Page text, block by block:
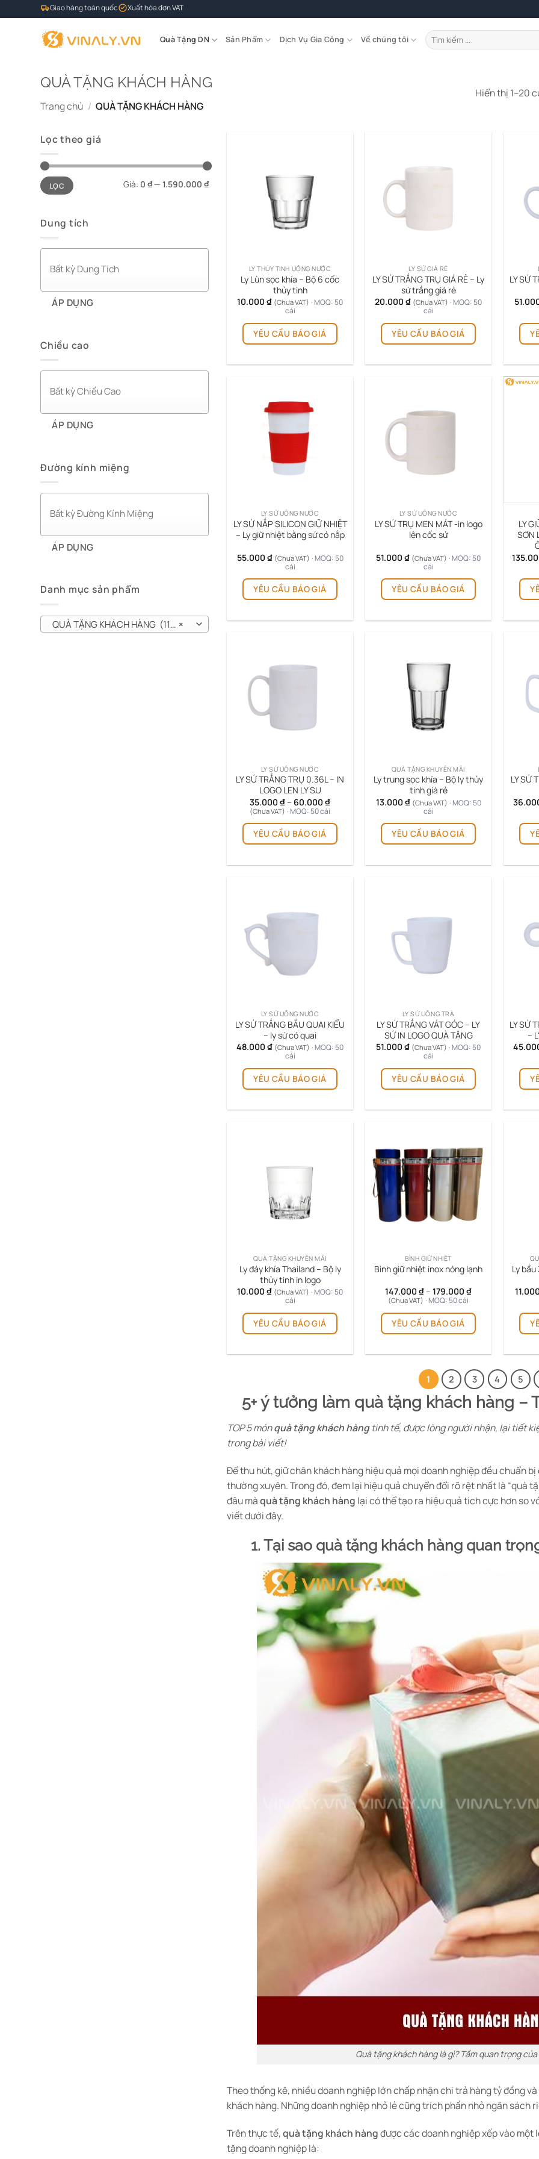
qua
Giao hàng toàn quốc Xuất hóa đơn VAT
Quà Tặng DN Sản Phẩm Dịch Vụ Gia Công Về chúng tôi
Tìm
kiếm:
QUÀ TẶNG KHÁCH HÀNG
Trang chủ / QUÀ TẶNG KHÁCH HÀNG
Hiển thị 1–20
Lọc theo giá
Giá
tối
thiểu
Giá
tối
đa
LỌC Giá: 0 ₫— 1.590.000 ₫
Dung tích
ÁP DỤNG
Chiều cao
ÁP DỤNG
Đường kính miệng
ÁP DỤNG
Danh mục sản phẩm
×
QUÀ TẶNG KHÁCH HÀNG (112)
LY THỦY TINH UỐNG NƯỚC
Ly Lùn sọc khía – Bộ 6 cốc
thủy tinh
10.000 ₫ (Chưa VAT) · MOQ: 50
cái
YÊU CẦU BÁO GIÁ
LY SỨ GIÁ RẺ
LY SỨ TRẮNG TRỤ GIÁ RẺ – Ly
sứ trắng giá rẻ
20.000 ₫ (Chưa VAT) · MOQ: 50
cái
YÊU CẦU BÁO GIÁ
LY SỨ
LY SỨ UỐNG NƯỚC
LY SỨ NẮP SILICON GIỮ NHIỆT
– Ly giữ nhiệt bằng sứ có nắp
55.000 ₫ (Chưa VAT) · MOQ: 50
cái
YÊU CẦU BÁO GIÁ
trang
LY SỨ UỐNG NƯỚC
LY SỨ TRỤ MEN MÁT -in logo
lên cốc sứ
51.000 ₫ (Chưa VAT) · MOQ: 50
cái
YÊU CẦU BÁO GIÁ
LY
SƠN
LY SỨ UỐNG NƯỚC
LY SỨ TRẮNG TRỤ 0.36L – IN
LOGO LEN LY SU
35.000 ₫ – 60.000 ₫Khoảng
35.000 ₫
60.000 ₫
(Chưa VAT) · MOQ: 50 cái
YÊU CẦU BÁO GIÁ
trang
phẩm
QUÀ TẶNG KHUYẾN MÃI
Ly trung sọc khía – Bộ ly thủy
tinh giá rẻ
13.000 ₫ (Chưa VAT) · MOQ: 50
cái
YÊU CẦU BÁO GIÁ
LY SỨ
LY SỨ UỐNG NƯỚC
LY SỨ TRẮNG BẦU QUAI KIỂU
– ly sứ có quai
48.000 ₫ (Chưa VAT) · MOQ: 50
cái
YÊU CẦU BÁO GIÁ
LY SỨ UỐNG TRÀ
LY SỨ TRẮNG VÁT GÓC – LY
SỨ IN LOGO QUÀ TẶNG
51.000 ₫ (Chưa VAT) · MOQ: 50
cái
YÊU CẦU BÁO GIÁ
LY SỨ
–
QUÀ TẶNG KHUYẾN MÃI
Ly đáy khía Thailand – Bộ ly
thủy tinh in logo
10.000 ₫ (Chưa VAT) · MOQ: 50
cái
YÊU CẦU BÁO GIÁ
BÌNH GIỮ NHIỆT
Bình giữ nhiệt inox nóng lạnh
147.000 ₫ – 179.000 ₫Khoảng
147.000 ₫
179.000 ₫
(Chưa VAT) · MOQ: 50 cái
YÊU CẦU BÁO GIÁ
biến
thể.
Các
chọn
được
chọn
trên
trang
Ly
11.000
1 2 3 4 5
5+ ý tưởng làm quà tặng khách hàng –
TOP 5 mónquà tặng khách hàngtinh tế, được lòng người nhận, lại tiết
trong bài viết!
Để thu hút, giữ chân khách hàng hiệu quả mọi doanh nghiệp đều chuẩn
thường xuyên. Trong đó, đem lại hiệu quả chuyển đổi rõ rệt nhất là “quà
đâu màquà tặng khách hàng lại có thể tạo ra hiệu quả tích cực hơn so
viết dưới đây.
1. Tại sao quà tặng khách hàng quan
Quà tặng khách hàng là gì? Tầm quan trọng
Theo thống kê, nhiều doanh nghiệp lớn chấp nhận chi trả hàng tỷ đồng
khách hàng. Những doanh nghiệp nhỏ lẻ cũng trích phần nhỏ ngân sách
Trên thực tế,quà tặng khách hàngđược các doanh nghiệp xếp vào một
tặng doanh nghiệp là: